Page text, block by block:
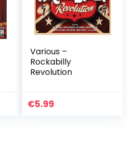
Various –
Rockabilly
Revolution
€5.99